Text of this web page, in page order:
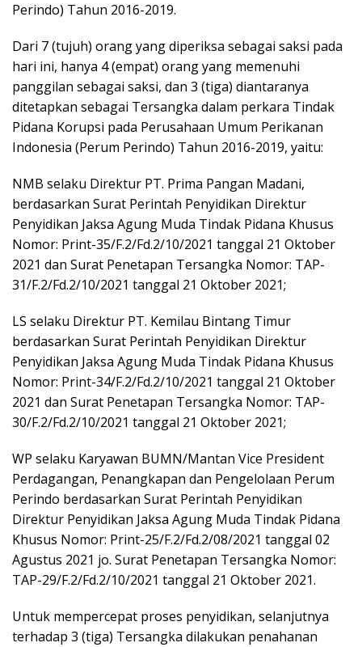
Perindo) Tahun 2016-2019.
Dari 7 (tujuh) orang yang diperiksa sebagai saksi pada
hari ini, hanya 4 (empat) orang yang memenuhi
panggilan sebagai saksi, dan 3 (tiga) diantaranya
ditetapkan sebagai Tersangka dalam perkara Tindak
Pidana Korupsi pada Perusahaan Umum Perikanan
Indonesia (Perum Perindo) Tahun 2016-2019, yaitu:
NMB selaku Direktur PT. Prima Pangan Madani,
berdasarkan Surat Perintah Penyidikan Direktur
Penyidikan Jaksa Agung Muda Tindak Pidana Khusus
Nomor: Print-35/F.2/Fd.2/10/2021 tanggal 21 Oktober
2021 dan Surat Penetapan Tersangka Nomor: TAP-
31/F.2/Fd.2/10/2021 tanggal 21 Oktober 2021;
LS selaku Direktur PT. Kemilau Bintang Timur
berdasarkan Surat Perintah Penyidikan Direktur
Penyidikan Jaksa Agung Muda Tindak Pidana Khusus
Nomor: Print-34/F.2/Fd.2/10/2021 tanggal 21 Oktober
2021 dan Surat Penetapan Tersangka Nomor: TAP-
30/F.2/Fd.2/10/2021 tanggal 21 Oktober 2021;
WP selaku Karyawan BUMN/Mantan Vice President
Perdagangan, Penangkapan dan Pengelolaan Perum
Perindo berdasarkan Surat Perintah Penyidikan
Direktur Penyidikan Jaksa Agung Muda Tindak Pidana
Khusus Nomor: Print-25/F.2/Fd.2/08/2021 tanggal 02
Agustus 2021 jo. Surat Penetapan Tersangka Nomor:
TAP-29/F.2/Fd.2/10/2021 tanggal 21 Oktober 2021.
Untuk mempercepat proses penyidikan, selanjutnya
terhadap 3 (tiga) Tersangka dilakukan penahanan